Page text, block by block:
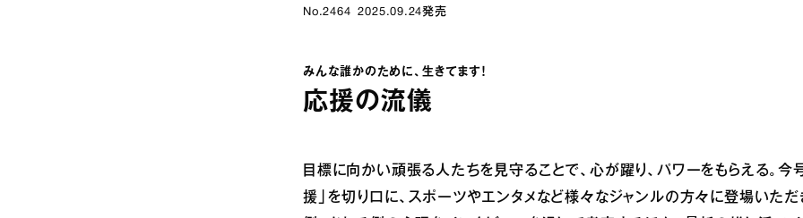
No.2464 2025.09.24発売
みんな誰かのために、生きてます！
応援の流儀
目標に向かい頑張る人たちを見守ることで、心が躍り、パワーをもらえる。今
援」を切り口に、スポーツやエンタメなど様々なジャンルの方々に登場いただ